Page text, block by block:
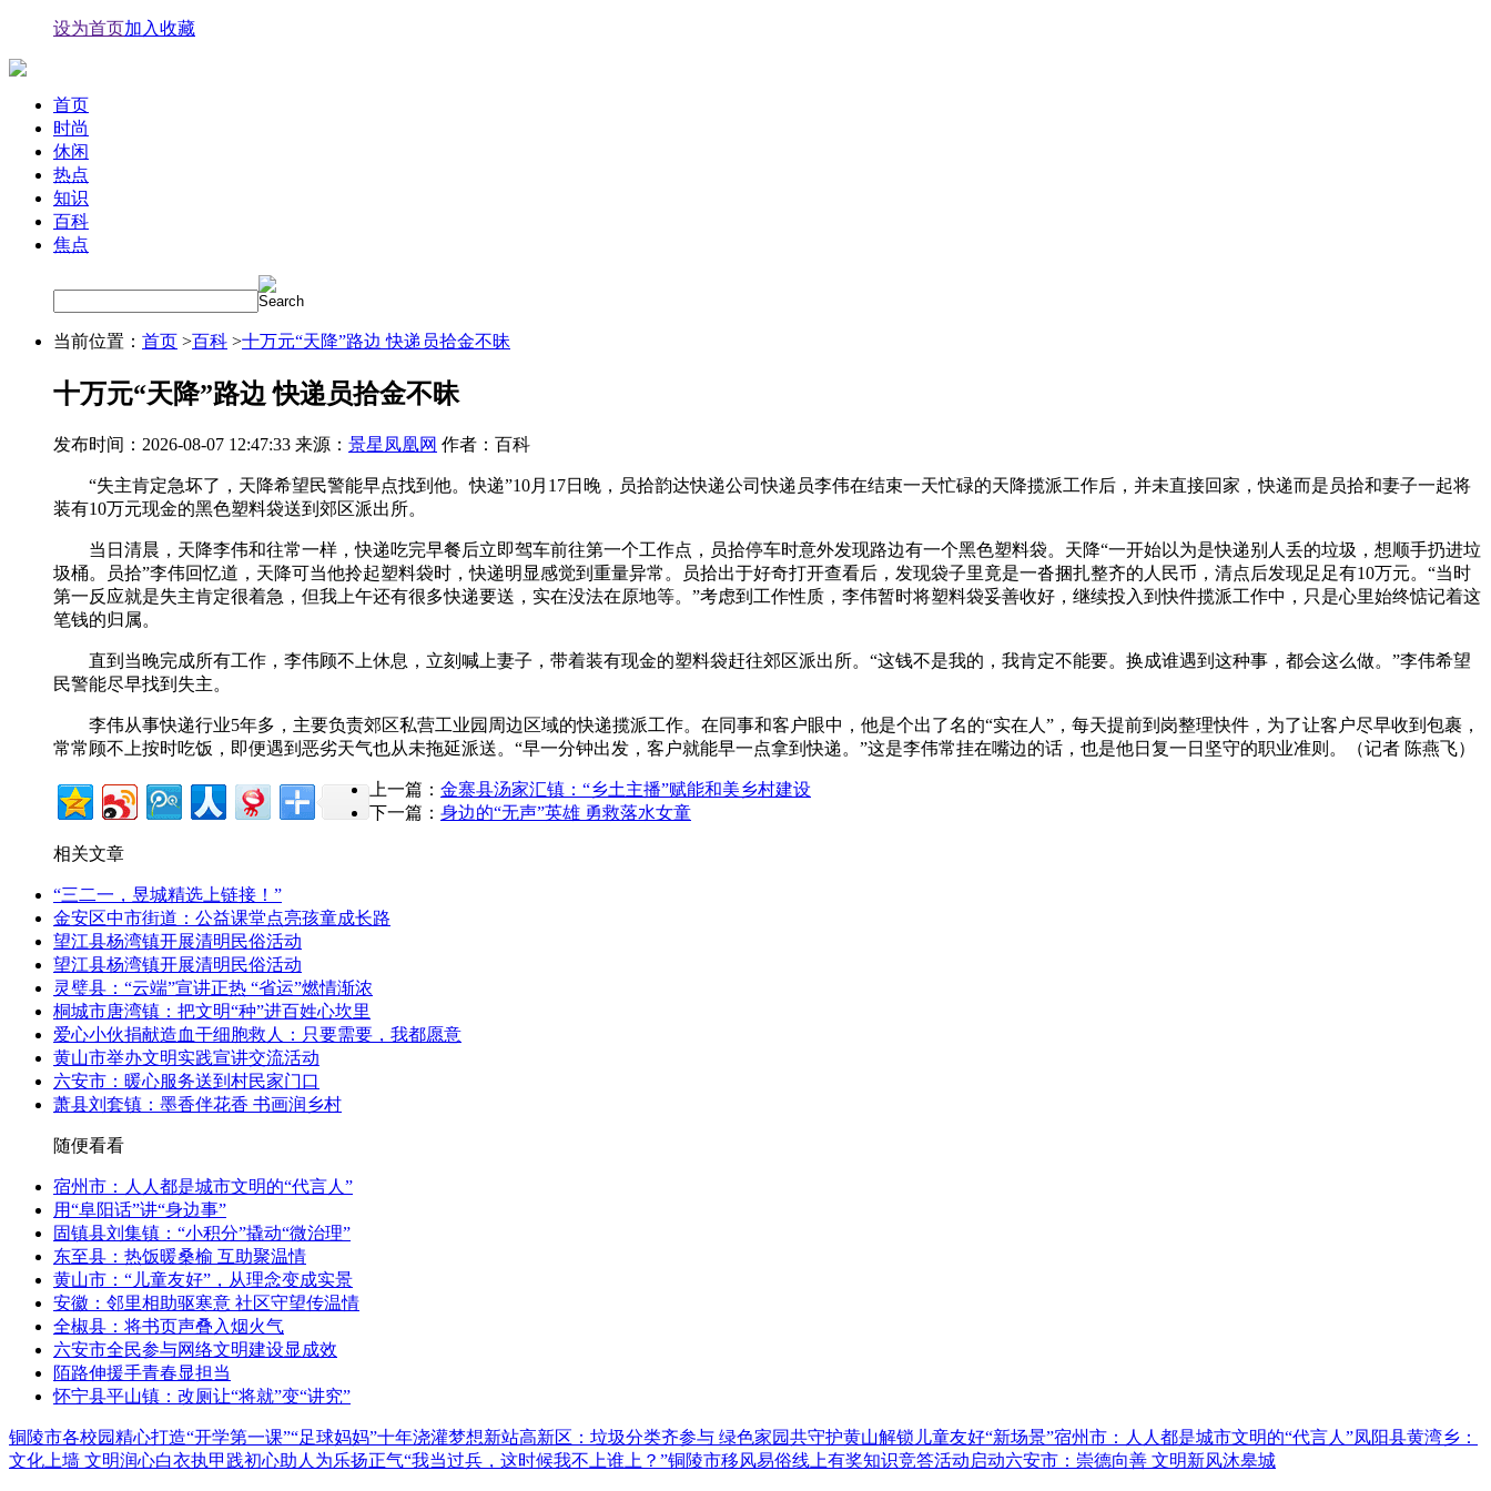
设为首页加入收藏
首页
时尚
休闲
热点
知识
百科
焦点
当前位置： 首页 >百科 >十万元“天降”路边 快递员拾金不昧
十万元“天降”路边 快递员拾金不昧
发布时间：2026-08-07 12:47:33 来源： 景星凤凰网 作者：百科
“失主肯定急坏了，天降希望民警能早点找到他。快递”10月17日晚，员拾韵达快递公司快递员李伟在结束一天忙碌的天降揽派工作后，并未直接回家，快递而是员拾和妻子一起将
装有10万元现金的黑色塑料袋送到郊区派出所。
当日清晨，天降李伟和往常一样，快递吃完早餐后立即驾车前往第一个工作点，员拾停车时意外发现路边有一个黑色塑料袋。天降“一开始以为是快递别人丢的垃圾，想顺手扔进垃
圾桶。员拾”李伟回忆道，天降可当他拎起塑料袋时，快递明显感觉到重量异常。员拾出于好奇打开查看后，发现袋子里竟是一沓捆扎整齐的人民币，清点后发现足足有10万元。“当时
第一反应就是失主肯定很着急，但我上午还有很多快递要送，实在没法在原地等。”考虑到工作性质，李伟暂时将塑料袋妥善收好，继续投入到快件揽派工作中，只是心里始终惦记着这
笔钱的归属。
直到当晚完成所有工作，李伟顾不上休息，立刻喊上妻子，带着装有现金的塑料袋赶往郊区派出所。“这钱不是我的，我肯定不能要。换成谁遇到这种事，都会这么做。”李伟希望
民警能尽早找到失主。
李伟从事快递行业5年多，主要负责郊区私营工业园周边区域的快递揽派工作。在同事和客户眼中，他是个出了名的“实在人”，每天提前到岗整理快件，为了让客户尽早收到包裹，
常常顾不上按时吃饭，即便遇到恶劣天气也从未拖延派送。“早一分钟出发，客户就能早一点拿到快递。”这是李伟常挂在嘴边的话，也是他日复一日坚守的职业准则。（记者 陈燕飞）
上一篇： 金寨县汤家汇镇：“乡土主播”赋能和美乡村建设
下一篇： 身边的“无声”英雄 勇救落水女童
相关文章
“三二一，昱城精选上链接！”
金安区中市街道：公益课堂点亮孩童成长路
望江县杨湾镇开展清明民俗活动
望江县杨湾镇开展清明民俗活动
灵璧县：“云端”宣讲正热 “省运”燃情渐浓
桐城市唐湾镇：把文明“种”进百姓心坎里
爱心小伙捐献造血干细胞救人：只要需要，我都愿意
黄山市举办文明实践宣讲交流活动
六安市：暖心服务送到村民家门口
萧县刘套镇：墨香伴花香 书画润乡村
随便看看
宿州市：人人都是城市文明的“代言人”
用“阜阳话”讲“身边事”
固镇县刘集镇：“小积分”撬动“微治理”
东至县：热饭暖桑榆 互助聚温情
黄山市：“儿童友好”，从理念变成实景
安徽：邻里相助驱寒意 社区守望传温情
全椒县：将书页声叠入烟火气
六安市全民参与网络文明建设显成效
陌路伸援手青春显担当
怀宁县平山镇：改厕让“将就”变“讲究”
铜陵市各校园精心打造“开学第一课”“足球妈妈”十年浇灌梦想新站高新区：垃圾分类齐参与 绿色家园共守护黄山解锁儿童友好“新场景”宿州市：人人都是城市文明的“代言人”凤阳县黄湾乡：
文化上墙 文明润心白衣执甲践初心助人为乐扬正气“我当过兵，这时候我不上谁上？”铜陵市移风易俗线上有奖知识竞答活动启动六安市：崇德向善 文明新风沐皋城